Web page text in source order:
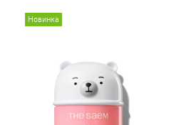
Новинка